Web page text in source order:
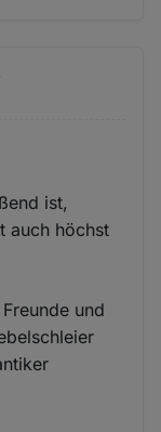
ist,
auch höchst
und